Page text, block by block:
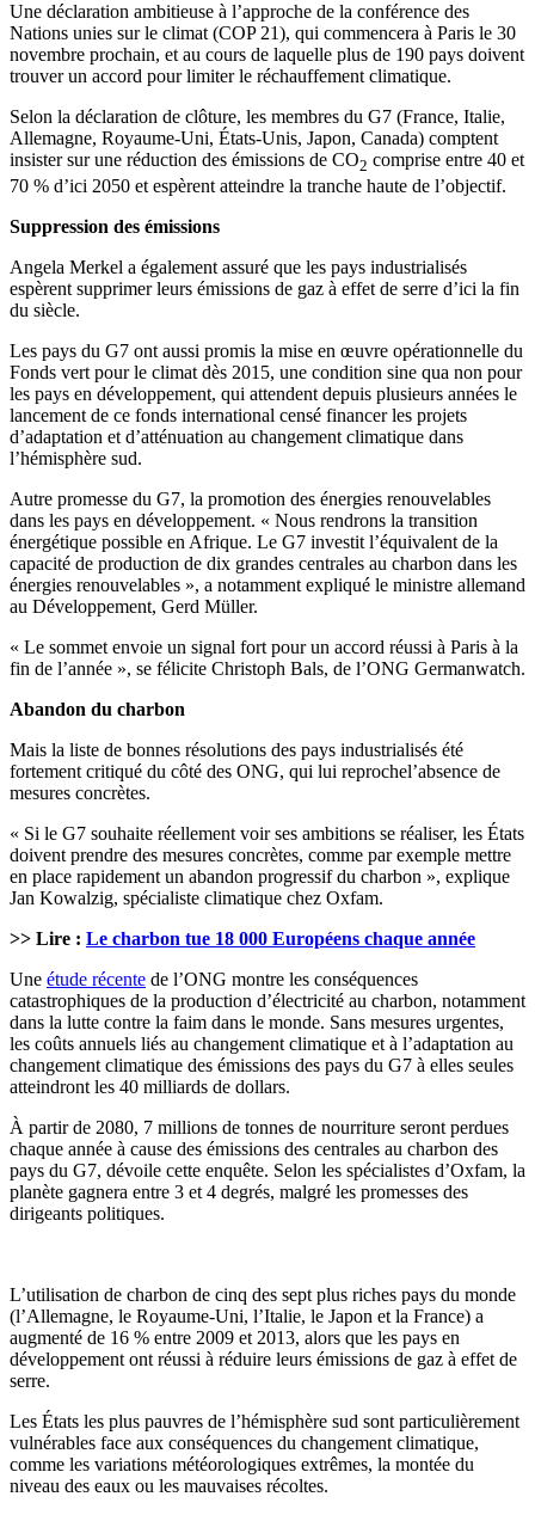
Une déclaration ambitieuse à l’approche de la conférence des
Nations unies sur le climat (COP 21), qui commencera à Paris le 30
novembre prochain, et au cours de laquelle plus de 190 pays doivent
trouver un accord pour limiter le réchauffement climatique.
Selon la déclaration de clôture, les membres du G7 (France, Italie,
Allemagne, Royaume-Uni, États-Unis, Japon, Canada) comptent
insister sur une réduction des émissions de CO2 comprise entre 40 et
70 % d’ici 2050 et espèrent atteindre la tranche haute de l’objectif.
Suppression des émissions
Angela Merkel a également assuré que les pays industrialisés
espèrent supprimer leurs émissions de gaz à effet de serre d’ici la fin
du siècle.
Les pays du G7 ont aussi promis la mise en œuvre opérationnelle du
Fonds vert pour le climat dès 2015, une condition sine qua non pour
les pays en développement, qui attendent depuis plusieurs années le
lancement de ce fonds international censé financer les projets
d’adaptation et d’atténuation au changement climatique dans
l’hémisphère sud.
Autre promesse du G7, la promotion des énergies renouvelables
dans les pays en développement. « Nous rendrons la transition
énergétique possible en Afrique. Le G7 investit l’équivalent de la
capacité de production de dix grandes centrales au charbon dans les
énergies renouvelables », a notamment expliqué le ministre allemand
au Développement, Gerd Müller.
« Le sommet envoie un signal fort pour un accord réussi à Paris à la
fin de l’année », se félicite Christoph Bals, de l’ONG Germanwatch.
Abandon du charbon
Mais la liste de bonnes résolutions des pays industrialisés été
fortement critiqué du côté des ONG, qui lui reprochel’absence de
mesures concrètes.
« Si le G7 souhaite réellement voir ses ambitions se réaliser, les États
doivent prendre des mesures concrètes, comme par exemple mettre
en place rapidement un abandon progressif du charbon », explique
Jan Kowalzig, spécialiste climatique chez Oxfam.
>> Lire : Le charbon tue 18 000 Européens chaque année
Une étude récente de l’ONG montre les conséquences
catastrophiques de la production d’électricité au charbon, notamment
dans la lutte contre la faim dans le monde. Sans mesures urgentes,
les coûts annuels liés au changement climatique et à l’adaptation au
changement climatique des émissions des pays du G7 à elles seules
atteindront les 40 milliards de dollars.
À partir de 2080, 7 millions de tonnes de nourriture seront perdues
chaque année à cause des émissions des centrales au charbon des
pays du G7, dévoile cette enquête. Selon les spécialistes d’Oxfam, la
planète gagnera entre 3 et 4 degrés, malgré les promesses des
dirigeants politiques.
L’utilisation de charbon de cinq des sept plus riches pays du monde
(l’Allemagne, le Royaume-Uni, l’Italie, le Japon et la France) a
augmenté de 16 % entre 2009 et 2013, alors que les pays en
développement ont réussi à réduire leurs émissions de gaz à effet de
serre.
Les États les plus pauvres de l’hémisphère sud sont particulièrement
vulnérables face aux conséquences du changement climatique,
comme les variations météorologiques extrêmes, la montée du
niveau des eaux ou les mauvaises récoltes.